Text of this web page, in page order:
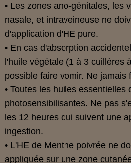
• Les zones ano-génitales, les
nasale, et intraveineuse ne
d'application d'HE pure.
• En cas d'absorption
l'huile végétale (1 à 3 cuillères
possible faire vomir. Ne jamais
• Toutes les huiles essentielles
photosensibilisantes. Ne pas
les 12 heures qui suivent une
ingestion.
• L'HE de Menthe poivrée ne
appliquée sur une zone